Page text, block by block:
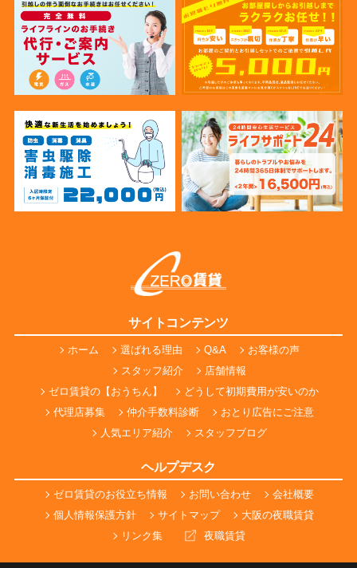
サイトコンテンツ
ホーム 選ばれる理由 Q&A
お客様の声
スタッフ紹介
店舗情報
ゼロ賃貸の【おうちん】
どうして初期費用が安いのか
代理店募集
仲介手数料診断
おとり広告にご注意
人気エリア紹介
スタッフブログ
ヘルプデスク
ゼロ賃貸のお役立ち情報 お問い合わせ
会社概要
個人情報保護方針
サイトマップ
大阪の夜職賃貸
リンク集
夜職賃貸